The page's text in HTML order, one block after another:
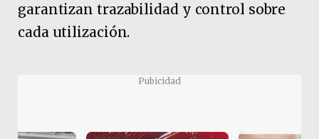
garantizan trazabilidad y control sobre
cada utilización.
Pubicidad